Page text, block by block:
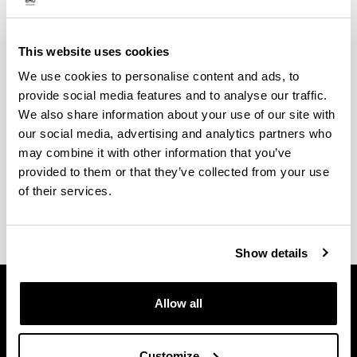
This website uses cookies
We use cookies to personalise content and ads, to
provide social media features and to analyse our traffic.
We also share information about your use of our site with
our social media, advertising and analytics partners who
may combine it with other information that you’ve
provided to them or that they’ve collected from your use
of their services.
Show details
Allow all
kanpoko praktikak kudeatzeko eta Gradu
Praktikak Eskolako irakasleen gidaritzapean egingo
dira.
Hementxe daukazu Gasteizko Ingeniaritzako
Unibertsitate Eskolak eskaintzen dizkizun
borondatezko praktikei buruzko informazio guztia